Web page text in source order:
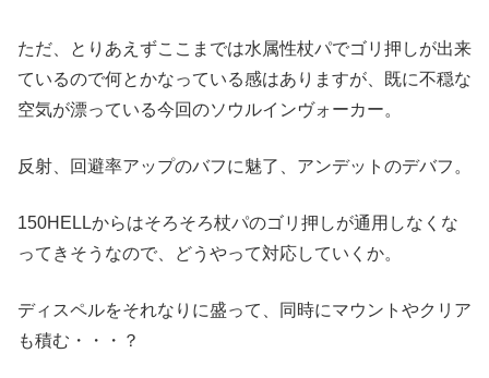
ただ、とりあえずここまでは水属性杖パでゴリ押しが出来
ているので何とかなっている感はありますが、既に不穏な
空気が漂っている今回のソウルインヴォーカー。
反射、回避率アップのバフに魅了、アンデットのデバフ。
150HELLからはそろそろ杖パのゴリ押しが通用しなくな
ってきそうなので、どうやって対応していくか。
ディスペルをそれなりに盛って、同時にマウントやクリア
も積む・・・？